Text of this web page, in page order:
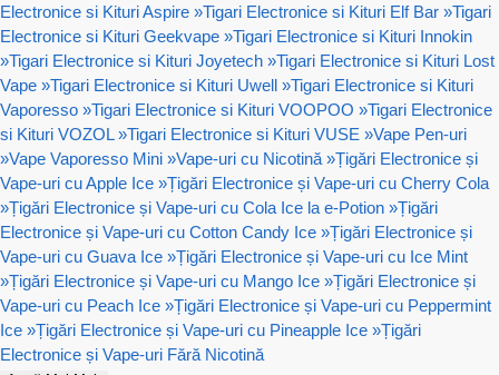
Electronice si Kituri Aspire »Tigari Electronice si Kituri Elf Bar »Tigari
Electronice si Kituri Geekvape »Tigari Electronice si Kituri Innokin
»Tigari Electronice si Kituri Joyetech »Tigari Electronice si Kituri Lost
Vape »Tigari Electronice si Kituri Uwell »Tigari Electronice si Kituri
Vaporesso »Tigari Electronice si Kituri VOOPOO »Tigari Electronice
si Kituri VOZOL »Tigari Electronice si Kituri VUSE »Vape Pen-uri
»Vape Vaporesso Mini »Vape-uri cu Nicotină »Țigări Electronice și
Vape-uri cu Apple Ice »Țigări Electronice și Vape-uri cu Cherry Cola
»Țigări Electronice și Vape-uri cu Cola Ice la e-Potion »Țigări
Electronice și Vape-uri cu Cotton Candy Ice »Țigări Electronice și
Vape-uri cu Guava Ice »Țigări Electronice și Vape-uri cu Ice Mint
»Țigări Electronice și Vape-uri cu Mango Ice »Țigări Electronice și
Vape-uri cu Peach Ice »Țigări Electronice și Vape-uri cu Peppermint
Ice »Țigări Electronice și Vape-uri cu Pineapple Ice »Țigări
Electronice și Vape-uri Fără Nicotină